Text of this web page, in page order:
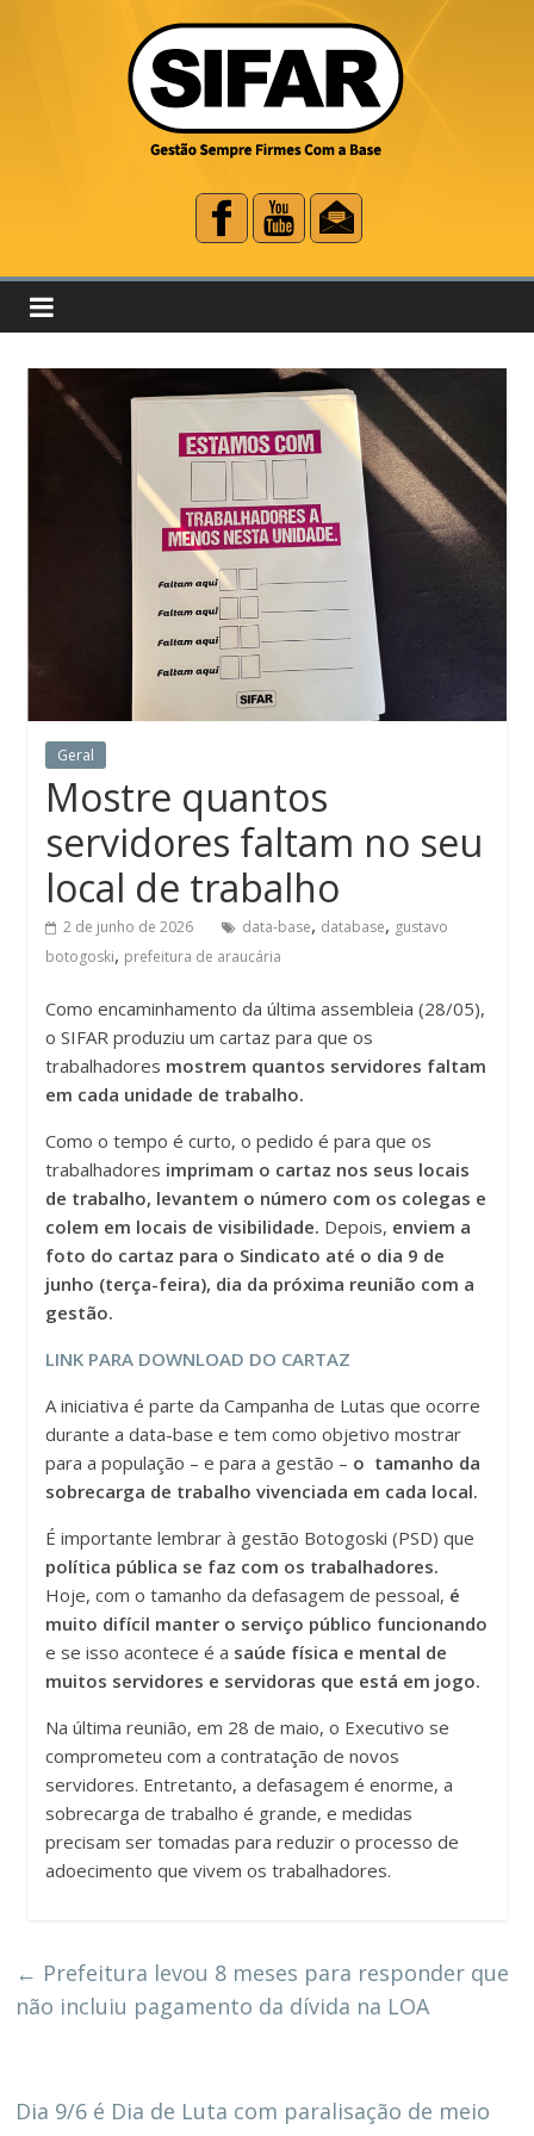
Geral
Mostre quantos
servidores faltam no seu
local de trabalho
2 de junho de 2026 data-base, database, gustavo
botogoski, prefeitura de araucária
Como encaminhamento da última assembleia (28/05),
o SIFAR produziu um cartaz para que os
trabalhadores mostrem quantos servidores faltam
em cada unidade de trabalho.
Como o tempo é curto, o pedido é para que os
trabalhadores imprimam o cartaz nos seus locais
de trabalho, levantem o número com os colegas e
colem em locais de visibilidade. Depois, enviem a
foto do cartaz para o Sindicato até o dia 9 de
junho (terça-feira), dia da próxima reunião com a
gestão.
LINK PARA DOWNLOAD DO CARTAZ
A iniciativa é parte da Campanha de Lutas que ocorre
durante a data-base e tem como objetivo mostrar
para a população – e para a gestão – o tamanho da
sobrecarga de trabalho vivenciada em cada local.
É importante lembrar à gestão Botogoski (PSD) que
política pública se faz com os trabalhadores.
Hoje, com o tamanho da defasagem de pessoal, é
muito difícil manter o serviço público funcionando
e se isso acontece é a saúde física e mental de
muitos servidores e servidoras que está em jogo.
Na última reunião, em 28 de maio, o Executivo se
comprometeu com a contratação de novos
servidores. Entretanto, a defasagem é enorme, a
sobrecarga de trabalho é grande, e medidas
precisam ser tomadas para reduzir o processo de
adoecimento que vivem os trabalhadores.
← Prefeitura levou 8 meses para responder que
não incluiu pagamento da dívida na LOA
Dia 9/6 é Dia de Luta com paralisação de meio